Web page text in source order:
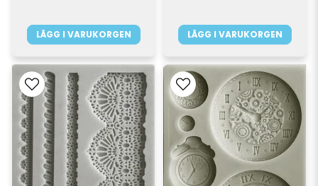
LÄGG I VARUKORGEN LÄGG I VARUKORGEN